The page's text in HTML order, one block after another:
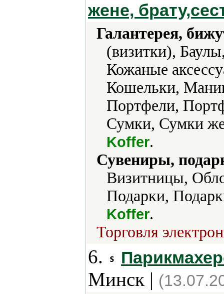
жене,
Галантерея,
(визитки),
Кожаные
Кошельки,
Портфели,
Сумки, Сумки
Koffer.
Сувениры,
Визитницы,
Подарки,
Koffer.
Торговля
6.
Минск |